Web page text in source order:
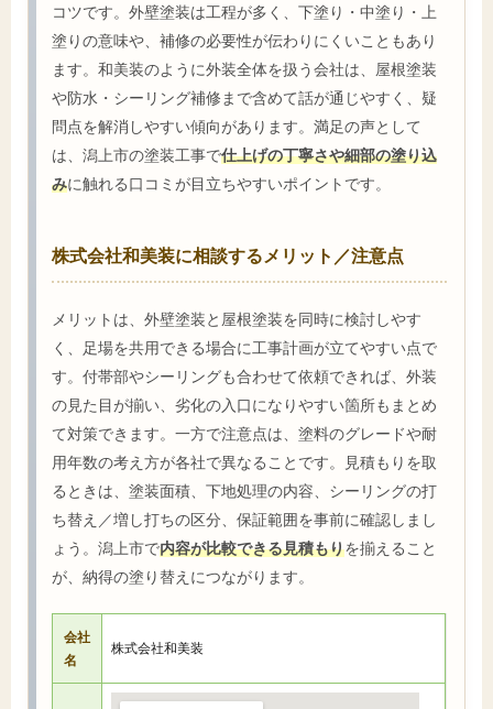
コツです。外壁塗装は工程が多く、下塗り・中塗り・上
塗りの意味や、補修の必要性が伝わりにくいこともあり
ます。和美装のように外装全体を扱う会社は、屋根塗装
や防水・シーリング補修まで含めて話が通じやすく、疑
問点を解消しやすい傾向があります。満足の声として
は、潟上市の塗装工事で仕上げの丁寧さや細部の塗り込
みに触れる口コミが目立ちやすいポイントです。
株式会社和美装に相談するメリット／注意点
メリットは、外壁塗装と屋根塗装を同時に検討しやす
く、足場を共用できる場合に工事計画が立てやすい点で
す。付帯部やシーリングも合わせて依頼できれば、外装
の見た目が揃い、劣化の入口になりやすい箇所もまとめ
て対策できます。一方で注意点は、塗料のグレードや耐
用年数の考え方が各社で異なることです。見積もりを取
るときは、塗装面積、下地処理の内容、シーリングの打
ち替え／増し打ちの区分、保証範囲を事前に確認しまし
ょう。潟上市で内容が比較できる見積もりを揃えること
が、納得の塗り替えにつながります。
会社
名
株式会社和美装